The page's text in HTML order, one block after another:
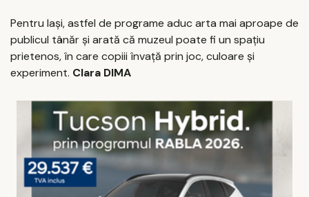
Pentru Iași, astfel de programe aduc arta mai aproape de
publicul tânăr și arată că muzeul poate fi un spațiu
prietenos, în care copiii învață prin joc, culoare și
experiment. Clara DIMA